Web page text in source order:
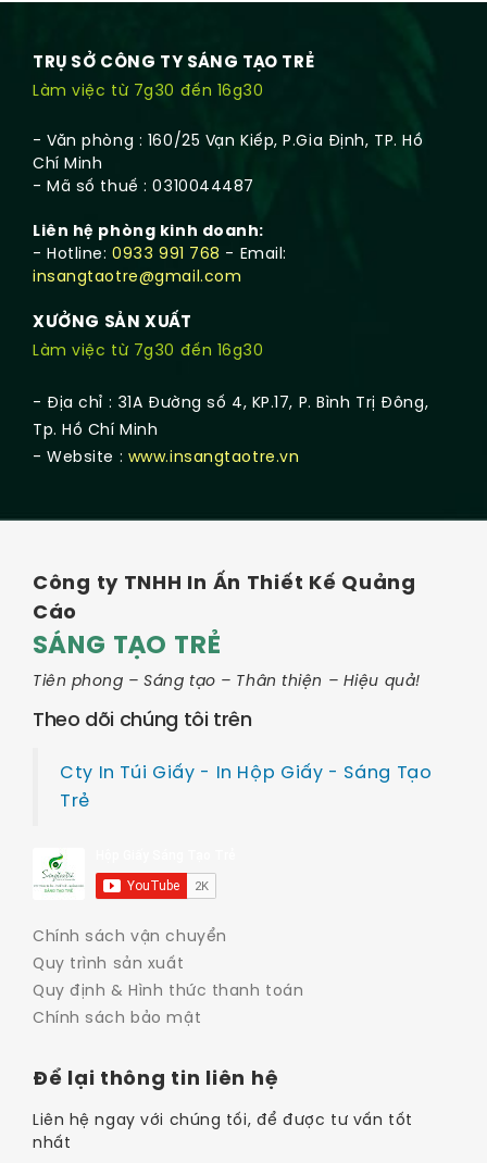
TRỤ SỞ CÔNG TY SÁNG TẠO TRẺ
Làm việc từ 7g30 đến 16g30
- Văn phòng : 160/25 Vạn Kiếp, P.Gia Định, TP. Hồ
Chí Minh
- Mã số thuế : 0310044487
Liên hệ phòng kinh doanh:
- Hotline:0933 991 768 - Email:
insangtaotre@gmail.com
XƯỞNG SẢN XUẤT
Làm việc từ 7g30 đến 16g30
- Địa chỉ : 31A Đường số 4, KP.17, P. Bình Trị Đông,
Tp. Hồ Chí Minh
- Website : www.insangtaotre.vn
Công ty TNHH In Ấn Thiết Kế Quảng
Cáo
SÁNG TẠO TRẺ
Tiên phong – Sáng tạo – Thân thiện – Hiệu quả!
Theo dõi chúng tôi trên
Cty In Túi Giấy - In Hộp Giấy - Sáng Tạo
Trẻ
Chính sách vận chuyển
Quy trình sản xuất
Quy định & Hình thức thanh toán
Chính sách bảo mật
Để lại thông tin liên hệ
Liên hệ ngay với chúng tối, để được tư vấn tốt
nhất